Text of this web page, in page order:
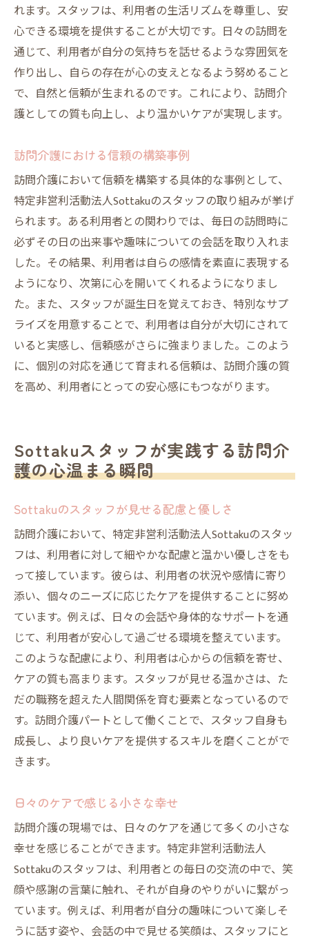
れます。スタッフは、利用者の生活リズムを尊重し、安
心できる環境を提供することが大切です。日々の訪問を
通じて、利用者が自分の気持ちを話せるような雰囲気を
作り出し、自らの存在が心の支えとなるよう努めること
で、自然と信頼が生まれるのです。これにより、訪問介
護としての質も向上し、より温かいケアが実現します。
訪問介護における信頼の構築事例
訪問介護において信頼を構築する具体的な事例として、
特定非営利活動法人Sottakuのスタッフの取り組みが挙げ
られます。ある利用者との関わりでは、毎日の訪問時に
必ずその日の出来事や趣味についての会話を取り入れま
した。その結果、利用者は自らの感情を素直に表現する
ようになり、次第に心を開いてくれるようになりまし
た。また、スタッフが誕生日を覚えておき、特別なサプ
ライズを用意することで、利用者は自分が大切にされて
いると実感し、信頼感がさらに強まりました。このよう
に、個別の対応を通じて育まれる信頼は、訪問介護の質
を高め、利用者にとっての安心感にもつながります。
Sottakuスタッフが実践する訪問介
護の心温まる瞬間
Sottakuのスタッフが見せる配慮と優しさ
訪問介護において、特定非営利活動法人Sottakuのスタッ
フは、利用者に対して細やかな配慮と温かい優しさをも
って接しています。彼らは、利用者の状況や感情に寄り
添い、個々のニーズに応じたケアを提供することに努め
ています。例えば、日々の会話や身体的なサポートを通
じて、利用者が安心して過ごせる環境を整えています。
このような配慮により、利用者は心からの信頼を寄せ、
ケアの質も高まります。スタッフが見せる温かさは、た
だの職務を超えた人間関係を育む要素となっているので
す。訪問介護パートとして働くことで、スタッフ自身も
成長し、より良いケアを提供するスキルを磨くことがで
きます。
日々のケアで感じる小さな幸せ
訪問介護の現場では、日々のケアを通じて多くの小さな
幸せを感じることができます。特定非営利活動法人
Sottakuのスタッフは、利用者との毎日の交流の中で、笑
顔や感謝の言葉に触れ、それが自身のやりがいに繋がっ
ています。例えば、利用者が自分の趣味について楽しそ
うに話す姿や、会話の中で見せる笑顔は、スタッフにと